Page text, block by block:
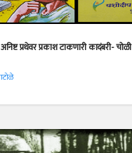
प्रथेवर प्रकाश टाकणारी कादंबरी- चोळी